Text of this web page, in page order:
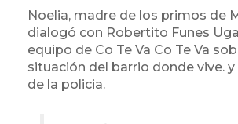
Noelia, madre de los primos de
dialogó con Robertito Funes
equipo de Co Te Va Co Te Va
situación del barrio donde vive. y
de la policia.